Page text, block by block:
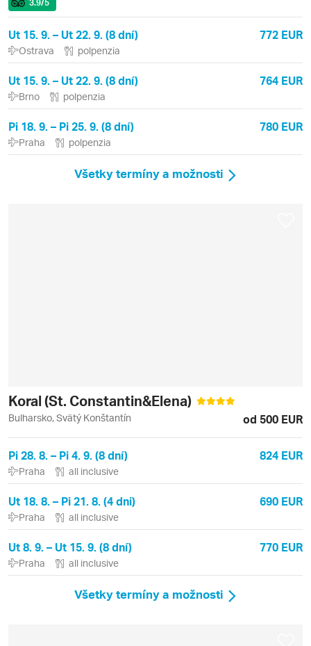
3.9/5
Ut 15. 9. – Ut 22. 9. (8 dní) 772 EUR
Ostrava polpenzia
Ut 15. 9. – Ut 22. 9. (8 dní) 764 EUR
Brno polpenzia
Pi 18. 9. – Pi 25. 9. (8 dní) 780 EUR
Praha polpenzia
Všetky termíny a možnosti
Koral (St. Constantin&Elena)
Bulharsko, Svätý Konštantín od 500 EUR
Pi 28. 8. – Pi 4. 9. (8 dní) 824 EUR
Praha all inclusive
Ut 18. 8. – Pi 21. 8. (4 dni) 690 EUR
Praha all inclusive
Ut 8. 9. – Ut 15. 9. (8 dní) 770 EUR
Praha all inclusive
Všetky termíny a možnosti